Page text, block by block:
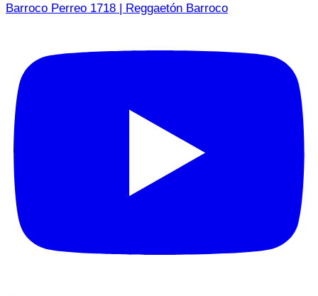
Barroco Perreo 1718 | Reggaetón Barroco